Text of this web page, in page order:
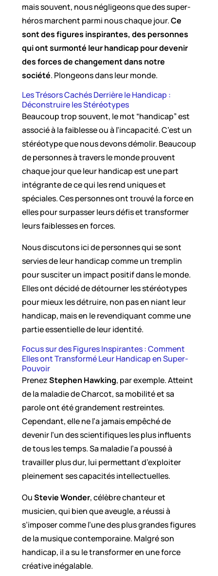
mais souvent, nous négligeons que des super-
héros marchent parmi nous chaque jour.Ce
sont des figures inspirantes, des personnes
qui ont surmonté leur handicap pour devenir
des forces de changement dans notre
société. Plongeons dans leur monde.
Les Trésors Cachés Derrière le Handicap :
Déconstruire les Stéréotypes
Beaucoup trop souvent, le mot “handicap” est
associé à la faiblesse ou à l’incapacité. C’est un
stéréotype que nous devons démolir. Beaucoup
de personnes à travers le monde prouvent
chaque jour que leur handicap est une part
intégrante de ce qui les rend uniques et
spéciales. Ces personnes ont trouvé la force en
elles pour surpasser leurs défis et transformer
leurs faiblesses en forces.
Nous discutons ici de personnes qui se sont
servies de leur handicap comme un tremplin
pour susciter un impact positif dans le monde.
Elles ont décidé de détourner les stéréotypes
pour mieux les détruire, non pas en niant leur
handicap, mais en le revendiquant comme une
partie essentielle de leur identité.
Focus sur des Figures Inspirantes : Comment
Elles ont Transformé Leur Handicap en Super-
Pouvoir
PrenezStephen Hawking, par exemple. Atteint
de la maladie de Charcot, sa mobilité et sa
parole ont été grandement restreintes.
Cependant, elle ne l’a jamais empêché de
devenir l’un des scientifiques les plus influents
de tous les temps. Sa maladie l’a poussé à
travailler plus dur, lui permettant d’exploiter
pleinement ses capacités intellectuelles.
OuStevie Wonder, célèbre chanteur et
musicien, qui bien que aveugle, a réussi à
s’imposer comme l’une des plus grandes figures
de la musique contemporaine. Malgré son
handicap, il a su le transformer en une force
créative inégalable.